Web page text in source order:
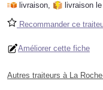
livraison, livraison
Recommander ce
Améliorer cette fiche
Autres traiteurs à La